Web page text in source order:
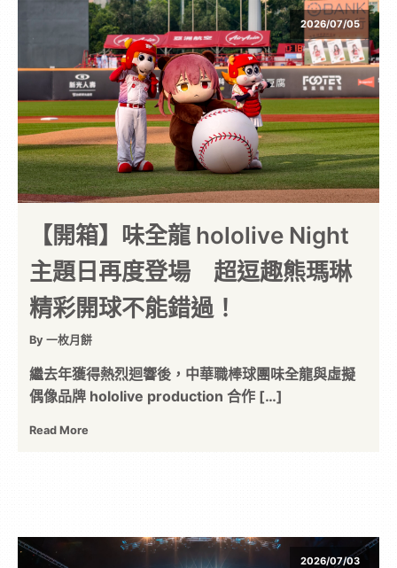
｜
3C
科
全
方
位
資
平
2026/07/05
【開箱】味全龍 hololive Night
主題日再度登場 超逗趣熊瑪琳
精彩開球不能錯過！
By 一枚月餅
繼去年獲得熱烈迴響後，中華職棒球團味全龍與虛擬
偶像品牌 hololive production 合作 […]
Read More
2026/07/03